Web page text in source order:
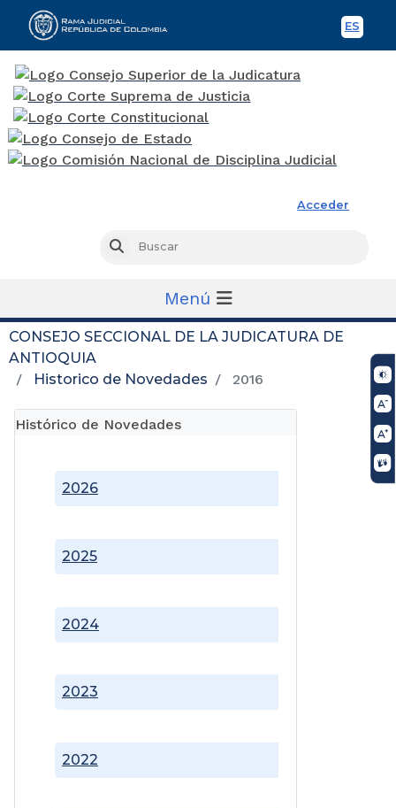
ES
Acceder
Buscar
Menú
CONSEJO SECCIONAL DE LA JUDICATURA DE
ANTIOQUIA
Historico de Novedades
2016
Histórico de Novedades
2022
2023
2024
2025
2026